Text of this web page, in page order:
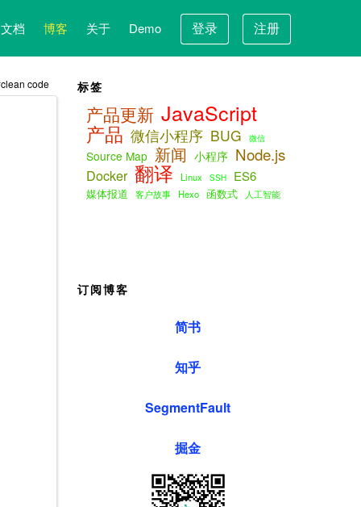
文档 博客 关于 Demo 登录 注册
clean code 标签
产品更新 JavaScript
产品 微信小程序 BUG 微信
Source Map 新闻 小程序 Node.js
Docker 翻译 Linux SSH ES6
媒体报道 客户故事 Hexo 函数式 人工智能
订阅博客
简书
知乎
SegmentFault
掘金